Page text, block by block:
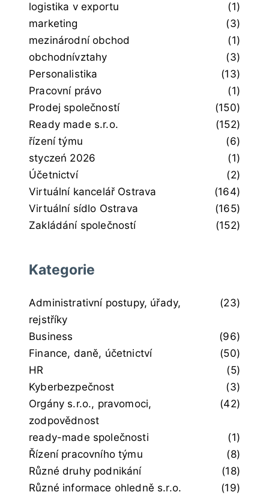
logistika v exportu
(1)
marketing
(3)
mezinárodní obchod
(1)
obchodnívztahy
(3)
Personalistika
(13)
Pracovní právo
(1)
Prodej společností
(150)
Ready made s.r.o.
(152)
řízení týmu
(6)
styczeń 2026
(1)
Účetnictví
(2)
Virtuální kancelář Ostrava
(164)
Virtuální sídlo Ostrava
(165)
Zakládání společností
(152)
Kategorie
Administrativní postupy, úřady,
rejstříky
(23)
Business
(96)
Finance, daně, účetnictví
(50)
HR
(5)
Kyberbezpečnost
(3)
Orgány s.r.o., pravomoci,
zodpovědnost
(42)
ready-made společnosti
(1)
Řízení pracovního týmu
(8)
Různé druhy podnikání
(18)
Různé informace ohledně s.r.o.
(19)